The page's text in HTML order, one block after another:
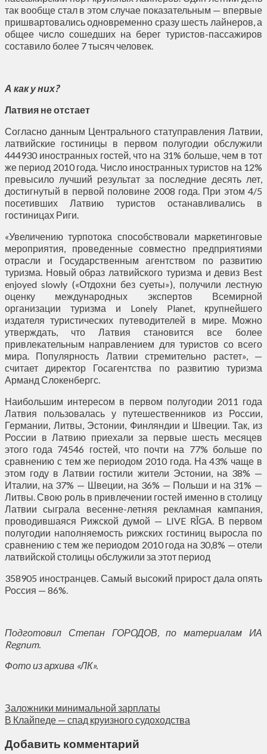
так вообще стал в этом случае показательным — впервые
пришвартовались одновременно сразу шесть лайнеров, а
общее число сошедших на берег туристов-пассажиров
составило более 7 тысяч человек.
А как у них?
Латвия не отстает
Согласно данным Центрального статуправления Латвии,
латвийские гостиницы в первом полугодии обслужили
444930 иностранных гостей, что на 31% больше, чем в тот
же период 2010 года. Число иностранных туристов на 12%
превысило лучший результат за последние десять лет,
достигнутый в первой половине 2008 года. При этом 4/5
посетивших Латвию туристов останавливались в
гостиницах Риги.
«Увеличению турпотока способствовали маркетинговые
мероприятия, проведенные совместно предприятиями
отрасли и Государственным агентством по развитию
туризма. Новый образ латвийского туризма и девиз Best
enjoyed slowly («Отдохни без суеты»), получили лестную
оценку международных экспертов Всемирной
организации туризма и Lonely Planet, крупнейшего
издателя туристических путеводителей в мире. Можно
утверждать, что Латвия становится все более
привлекательным направлением для туристов со всего
мира. Популярность Латвии стремительно растет», —
считает директор Госагентства по развитию туризма
Арманд Слокенбергс.
Наибольшим интересом в первом полугодии 2011 года
Латвия пользовалась у путешественников из России,
Германии, Литвы, Эстонии, Финляндии и Швеции. Так, из
России в Латвию приехали за первые шесть месяцев
этого года 74546 гостей, что почти на 77% больше по
сравнению с тем же периодом 2010 года. На 43% чаще в
этом году в Латвии гостили жители Эстонии, на 38% —
Италии, на 37% — Швеции, на 36% — Польши и на 31% —
Литвы. Свою роль в привлечении гостей именно в столицу
Латвии сыграла весенне-летняя рекламная кампания,
проводившаяся Рижской думой — LIVE RĪGA. В первом
полугодии наполняемость рижских гостиниц выросла по
сравнению с тем же периодом 2010 года на 30,8% — отели
латвийской столицы обслужили за этот период
358905 иностранцев. Самый высокий прирост дала опять
Россия — 86%.
Подготовил Степан ГОРОДОВ, по материалам ИА
Regnum.
Фото из архива «ЛК».
Заложники минимальной зарплаты
В Клайпеде — спад круизного судоходства
Добавить комментарий